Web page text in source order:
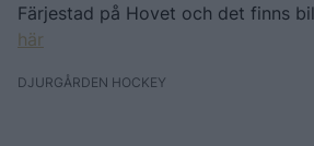
Färjestad på Hovet och det finns
här
DJURGÅRDEN HOCKEY